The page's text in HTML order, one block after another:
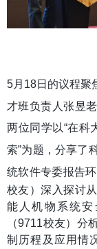
5月 18日的议程聚
才班负责人张昱
两位同学以“在科
索”为题，分享了
统软件专委报告
校友）深入探讨
能人机物系统
（9711校友）分
制历程及应用情